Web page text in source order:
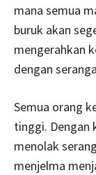
mana semua
buruk akan
mengerahkan
dengan
Semua orang
tinggi. Dengan
menolak
menjelma